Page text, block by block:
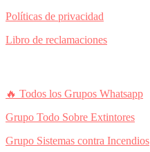
Políticas de privacidad
Libro de reclamaciones
🔥 Todos los Grupos Whatsapp
Grupo Todo Sobre Extintores
Grupo Sistemas contra Incendios